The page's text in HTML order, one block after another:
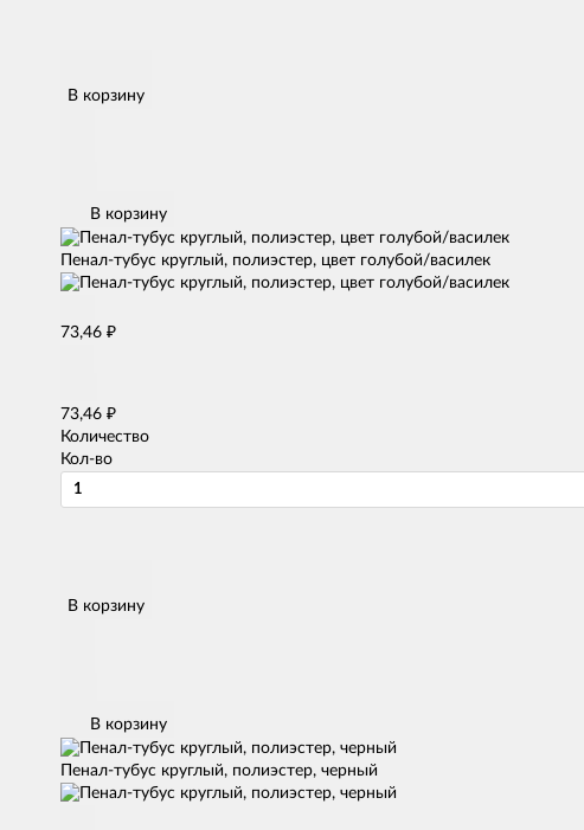
В корзину
В корзину
Пенал-тубус круглый, полиэстер, цвет голубой/василек
73,46 ₽
73,46 ₽
Количество
Кол-во
В корзину
В корзину
Пенал-тубус круглый, полиэстер, черный